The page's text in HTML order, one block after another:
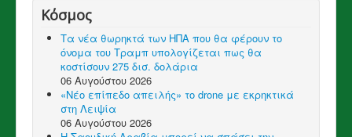
Κόσμος
Τα νέα θωρηκτά των ΗΠΑ που θα φέρουν το
όνομα του Τραμπ υπολογίζεται πως θα
κοστίσουν 275 δισ. δολάρια
06 Αυγούστου 2026
«Νέο επίπεδο απειλής» το drone με εκρηκτικά
στη Λειψία
06 Αυγούστου 2026